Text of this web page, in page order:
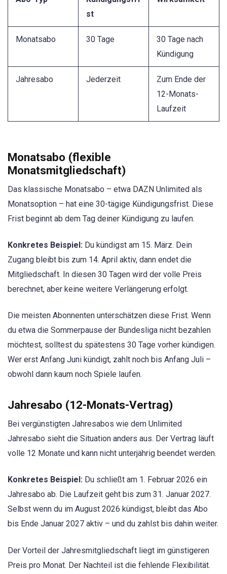
st
Monatsabo 30 Tage
30 Tage nach
Kündigung
Jahresabo Jederzeit
Zum Ende der
12-Monats-
Laufzeit
Monatsabo (flexible
Monatsmitgliedschaft)
Das klassische Monatsabo – etwa DAZN Unlimited als
Monatsoption – hat eine 30-tägige Kündigungsfrist. Diese
Frist beginnt ab dem Tag deiner Kündigung zu laufen.
Konkretes Beispiel: Du kündigst am 15. März. Dein
Zugang bleibt bis zum 14. April aktiv, dann endet die
Mitgliedschaft. In diesen 30 Tagen wird der volle Preis
berechnet, aber keine weitere Verlängerung erfolgt.
Die meisten Abonnenten unterschätzen diese Frist. Wenn
du etwa die Sommerpause der Bundesliga nicht bezahlen
möchtest, solltest du spätestens 30 Tage vorher kündigen.
Wer erst Anfang Juni kündigt, zahlt noch bis Anfang Juli –
obwohl dann kaum noch Spiele laufen.
Jahresabo (12-Monats-Vertrag)
Bei vergünstigten Jahresabos wie dem Unlimited
Jahresabo sieht die Situation anders aus. Der Vertrag läuft
volle 12 Monate und kann nicht unterjährig beendet werden.
Konkretes Beispiel: Du schließt am 1. Februar 2026 ein
Jahresabo ab. Die Laufzeit geht bis zum 31. Januar 2027.
Selbst wenn du im August 2026 kündigst, bleibt das Abo
bis Ende Januar 2027 aktiv – und du zahlst bis dahin weiter.
Der Vorteil der Jahresmitgliedschaft liegt im günstigeren
Preis pro Monat. Der Nachteil ist die fehlende Flexibilität.